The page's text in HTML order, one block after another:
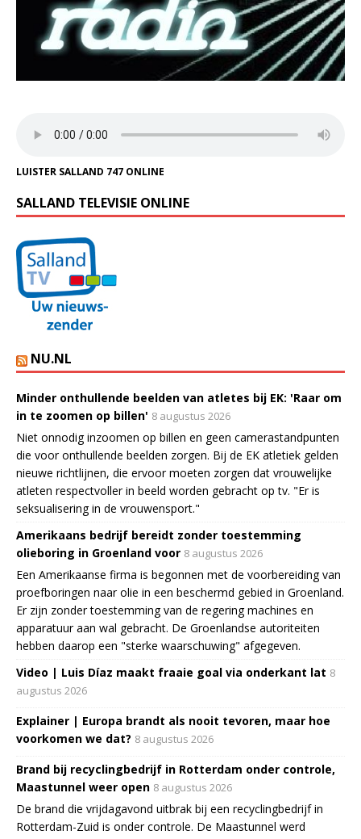
LUISTER SALLAND 747 ONLINE
SALLAND TELEVISIE ONLINE
NU.NL
Minder onthullende beelden van atletes bij EK: 'Raar om
in te zoomen op billen' 8 augustus 2026
Niet onnodig inzoomen op billen en geen camerastandpunten
die voor onthullende beelden zorgen. Bij de EK atletiek gelden
nieuwe richtlijnen, die ervoor moeten zorgen dat vrouwelijke
atleten respectvoller in beeld worden gebracht op tv. "Er is
seksualisering in de vrouwensport."
Amerikaans bedrijf bereidt zonder toestemming
olieboring in Groenland voor 8 augustus 2026
Een Amerikaanse firma is begonnen met de voorbereiding van
proefboringen naar olie in een beschermd gebied in Groenland.
Er zijn zonder toestemming van de regering machines en
apparatuur aan wal gebracht. De Groenlandse autoriteiten
hebben daarop een "sterke waarschuwing" afgegeven.
Video | Luis Díaz maakt fraaie goal via onderkant lat 8
augustus 2026
Explainer | Europa brandt als nooit tevoren, maar hoe
voorkomen we dat? 8 augustus 2026
Brand bij recyclingbedrijf in Rotterdam onder controle,
Maastunnel weer open 8 augustus 2026
De brand die vrijdagavond uitbrak bij een recyclingbedrijf in
Rotterdam-Zuid is onder controle. De Maastunnel werd